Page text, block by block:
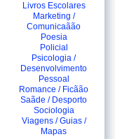
Livros Escolares
Marketing /
Comunicaãão
Poesia
Policial
Psicologia /
Desenvolvimento
Pessoal
Romance / Ficãão
Saãde / Desporto
Sociologia
Viagens / Guias /
Mapas